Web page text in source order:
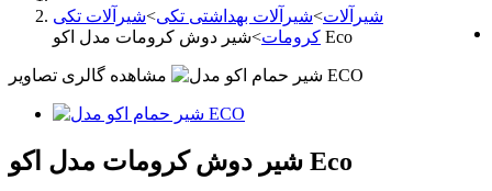
شیرآلات>شیرآلات بهداشتی تکی>شیرآلات تکی
کرومات> شیر دوش کرومات مدل اکو Eco
مشاهده گالری تصاویر
شیر دوش کرومات مدل اکو Eco